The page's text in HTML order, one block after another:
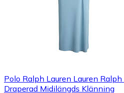
Polo Ralph Lauren Lauren
Draperad Midilängds Klänning